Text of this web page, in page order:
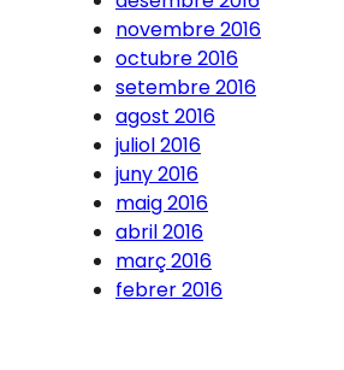
novembre 2016
octubre 2016
setembre 2016
agost 2016
juliol 2016
juny 2016
maig 2016
abril 2016
març 2016
febrer 2016